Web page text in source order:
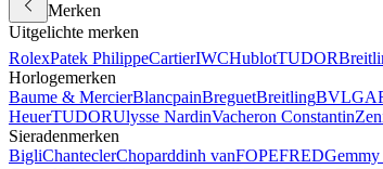
Merken
Uitgelichte merken
RolexPatek PhilippeCartierIWCHublotTUDOR
Horlogemerken
Baume & MercierBlancpainBreguetBreitling
HeuerTUDORUlysse NardinVacheron Constantin
Sieradenmerken
BigliChanteclerChoparddinh vanFOPEFREDGemmy